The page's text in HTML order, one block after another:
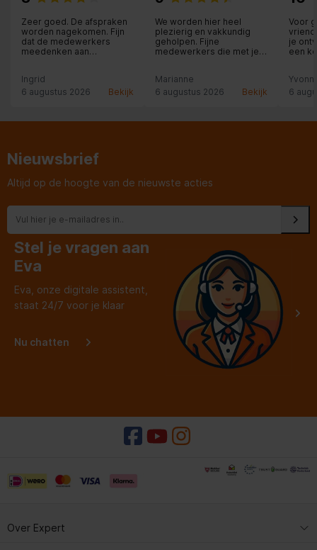
Zeer goed. De afspraken
worden nagekomen. Fijn
dat de medewerkers
meedenken aan
Ingrid
6 augustus 2026
Bekijk
We worden hier heel
plezierig en vakkundig
geholpen. Fijne
medewerkers die met je
voorop.
Marianne
6 augustus 2026
Bekijk
Voor
je
een
6
Nieuwsbrief
Altijd op de hoogte van de nieuwste acties
Stel je vragen aan
Eva
Eva, onze digitale assistent,
staat 24/7 voor je klaar
Nu chatten
Over Expert